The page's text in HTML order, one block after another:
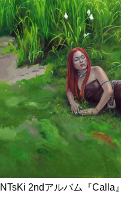
NTsKi 2ndアルバム『Calla